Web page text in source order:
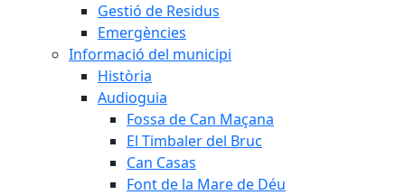
Gestió de Residus
Emergències
Informació del municipi
Història
Audioguia
Fossa de Can Maçana
El Timbaler del Bruc
Can Casas
Font de la Mare de Déu